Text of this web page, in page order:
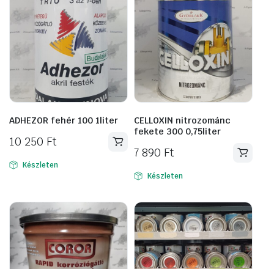
ADHEZOR fehér 100 1liter
10 250 Ft
Készleten
CELLOXIN nitrozománc
fekete 300 0,75liter
7 890 Ft
Készleten